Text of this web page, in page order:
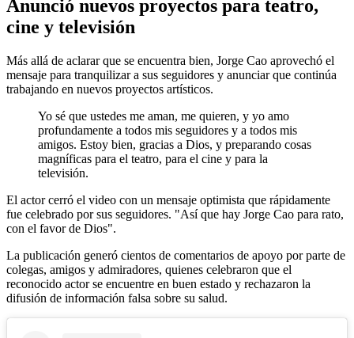
Anunció nuevos proyectos para teatro,
cine y televisión
Más allá de aclarar que se encuentra bien, Jorge Cao aprovechó el
mensaje para tranquilizar a sus seguidores y anunciar que continúa
trabajando en nuevos proyectos artísticos.
Yo sé que ustedes me aman, me quieren, y yo amo
profundamente a todos mis seguidores y a todos mis
amigos. Estoy bien, gracias a Dios, y preparando cosas
magníficas para el teatro, para el cine y para la
televisión.
El actor cerró el video con un mensaje optimista que rápidamente
fue celebrado por sus seguidores. "Así que hay Jorge Cao para rato,
con el favor de Dios".
La publicación generó cientos de comentarios de apoyo por parte de
colegas, amigos y admiradores, quienes celebraron que el
reconocido actor se encuentre en buen estado y rechazaron la
difusión de información falsa sobre su salud.